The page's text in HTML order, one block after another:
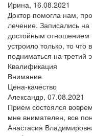
Ирина, 16.08.2021
Доктор помогла нам,
лечение. Записались
достойным отношением
устроило только, то
подниматься на третий
Квалификация
Внимание
Цена-качество
Александр, 07.08.2021
Прием состоялся
мне внимателен, все
Анастасия